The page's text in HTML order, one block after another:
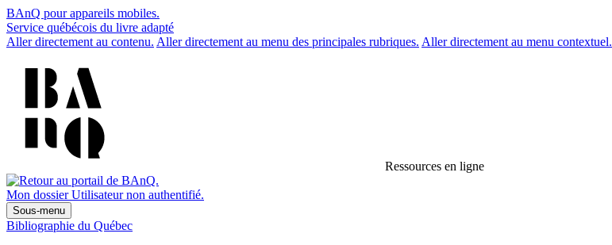
BAnQ pour appareils mobiles.
Service québécois du livre adapté
Aller directement au contenu. Aller directement au menu des principales rubriques. Aller directement au menu contextuel.
Ressources en ligne
Mon dossier Utilisateur non authentifié.
Sous-menu
Bibliographie du Québec